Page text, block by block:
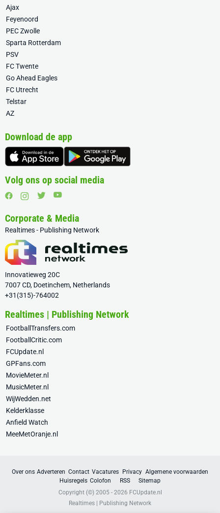
Ajax
Feyenoord
PEC Zwolle
Sparta Rotterdam
PSV
FC Twente
Go Ahead Eagles
FC Utrecht
Telstar
AZ
Download de app
Volg ons op social media
Corporate & Media
Realtimes - Publishing Network
Innovatieweg 20C
7007 CD, Doetinchem, Netherlands
+31(315)-764002
Realtimes | Publishing Network
FootballTransfers.com
FootballCritic.com
FCUpdate.nl
GPFans.com
MovieMeter.nl
MusicMeter.nl
WijWedden.net
Kelderklasse
Anfield Watch
MeeMetOranje.nl
Over ons Adverteren Contact Vacatures Privacy Algemene voorwaarden
Huisregels Colofon RSS
Sitemap
Copyright (©) 2005 - 2026 FCUpdate.nl
Realtimes | Publishing Network